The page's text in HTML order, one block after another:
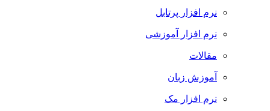
نرم افزار پرتابل
نرم افزار آموزشی
مقالات
آموزش زبان
نرم افزار مک